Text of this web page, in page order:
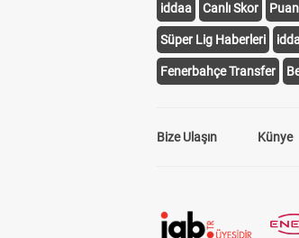
iddaa
Canlı Skor
Süper Lig Haberleri
Fenerbahçe Transfer
Bize Ulaşın Künye